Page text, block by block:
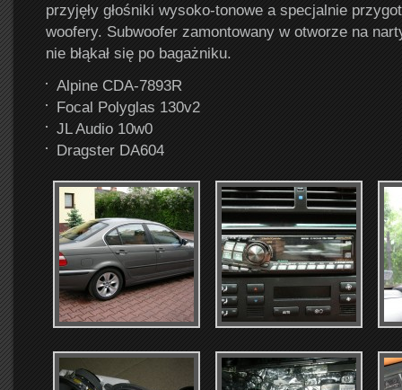
przyjęły głośniki wysoko-tonowe a specjalnie
woofery. Subwoofer zamontowany w otworze na
nie błąkał się po bagażniku.
Alpine CDA-7893R
Focal Polyglas 130v2
JL Audio 10w0
Dragster DA604